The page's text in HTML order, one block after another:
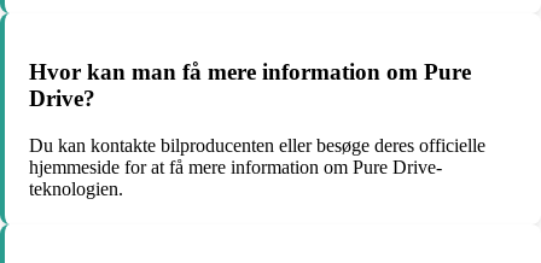
Hvor kan man få mere information om Pure
Drive?
Du kan kontakte bilproducenten eller besøge deres officielle
hjemmeside for at få mere information om Pure Drive-
teknologien.